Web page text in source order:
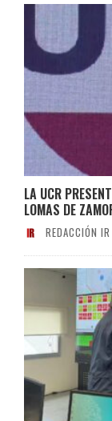
LA UCR
LOMAS DE
REDACCIÓN IR